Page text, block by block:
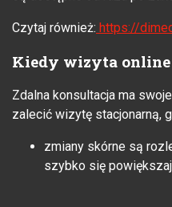
Czytaj również: https://
Kiedy wizyta online
Zdalna konsultacja ma
zalecić wizytę stacjonarną,
zmiany skórne są
szybko się